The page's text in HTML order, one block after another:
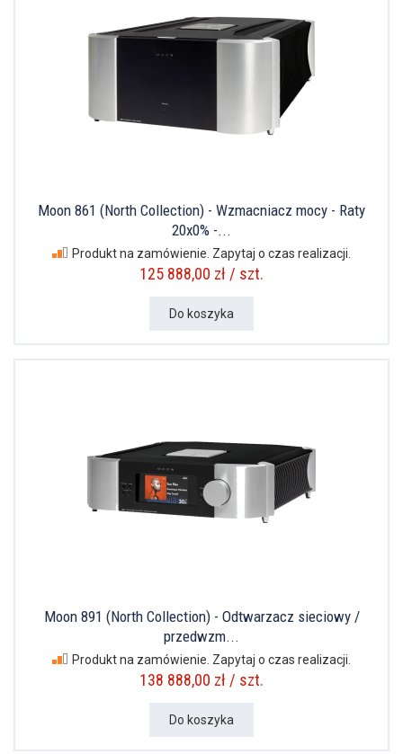
Moon 861 (North Collection) - Wzmacniacz mocy - Raty
20x0% -...
Produkt na zamówienie. Zapytaj o czas realizacji.
125 888,00 zł / szt.
Do koszyka
Moon 891 (North Collection) - Odtwarzacz sieciowy /
przedwzm...
Produkt na zamówienie. Zapytaj o czas realizacji.
138 888,00 zł / szt.
Do koszyka